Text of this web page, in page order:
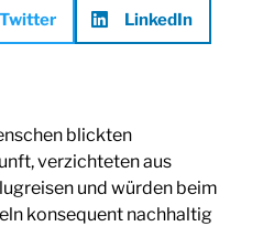
Twitter LinkedIn
blickten
verzichteten aus
und würden beim
konsequent nachhaltig